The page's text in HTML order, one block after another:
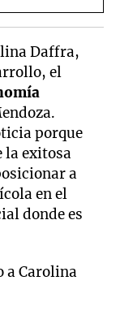
Daffra,
el
porque
la exitosa
a
en el
donde es
a Carolina